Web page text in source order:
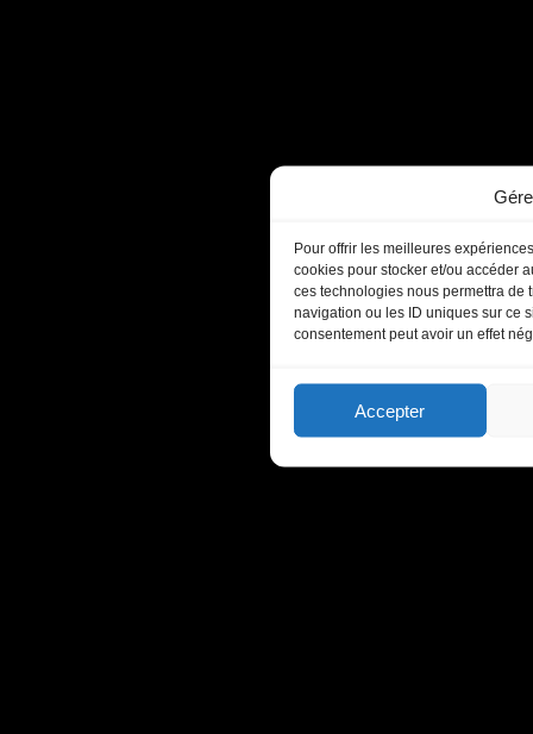
Pour offrir les meilleures
cookies pour stocker et/ou accéder
ces technologies nous permettra de
navigation ou les ID uniques sur ce
consentement peut avoir un effet
Accepter